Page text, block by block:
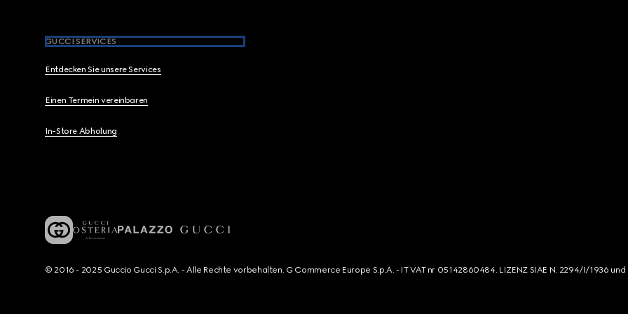
GUCCI SERVICES
Entdecken Sie unsere Services
Einen Termein vereinbaren
In-Store Abholung
© 2016 - 2025 Guccio Gucci S.p.A. - Alle Rechte vorbehalten. G Commerce Europe S.p.A. - IT VAT nr 05142860484. LIZENZ SIAE N. 2294/I/1936